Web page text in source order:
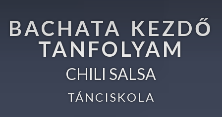
BACHATA KEZDŐ
TANFOLYAM
CHILI SALSA
TÁNCISKOLA